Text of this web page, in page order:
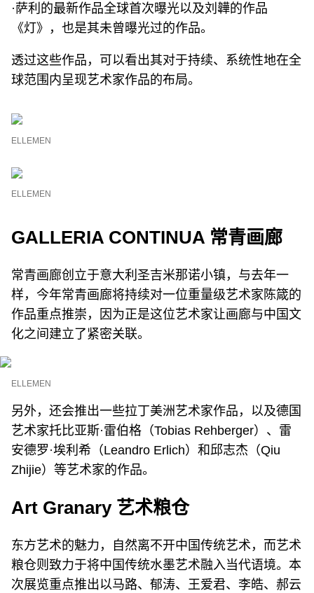
·萨利的最新作品全球首次曝光以及刘韡的作品
《灯》，也是其未曾曝光过的作品。
透过这些作品，可以看出其对于持续、系统性地在全
球范围内呈现艺术家作品的布局。
ELLEMEN
ELLEMEN
GALLERIA CONTINUA 常青画廊
常青画廊创立于意大利圣吉米那诺小镇，与去年一
样，今年常青画廊将持续对一位重量级艺术家陈箴的
作品重点推崇，因为正是这位艺术家让画廊与中国文
化之间建立了紧密关联。
ELLEMEN
另外，还会推出一些拉丁美洲艺术家作品，以及德国
艺术家托比亚斯·雷伯格（Tobias Rehberger）、雷
安德罗·埃利希（Leandro Erlich）和邱志杰（Qiu
Zhijie）等艺术家的作品。
Art Granary 艺术粮仓
东方艺术的魅力，自然离不开中国传统艺术，而艺术
粮仓则致力于将中国传统水墨艺术融入当代语境。本
次展览重点推出以马路、郁涛、王爱君、李皓、郝云